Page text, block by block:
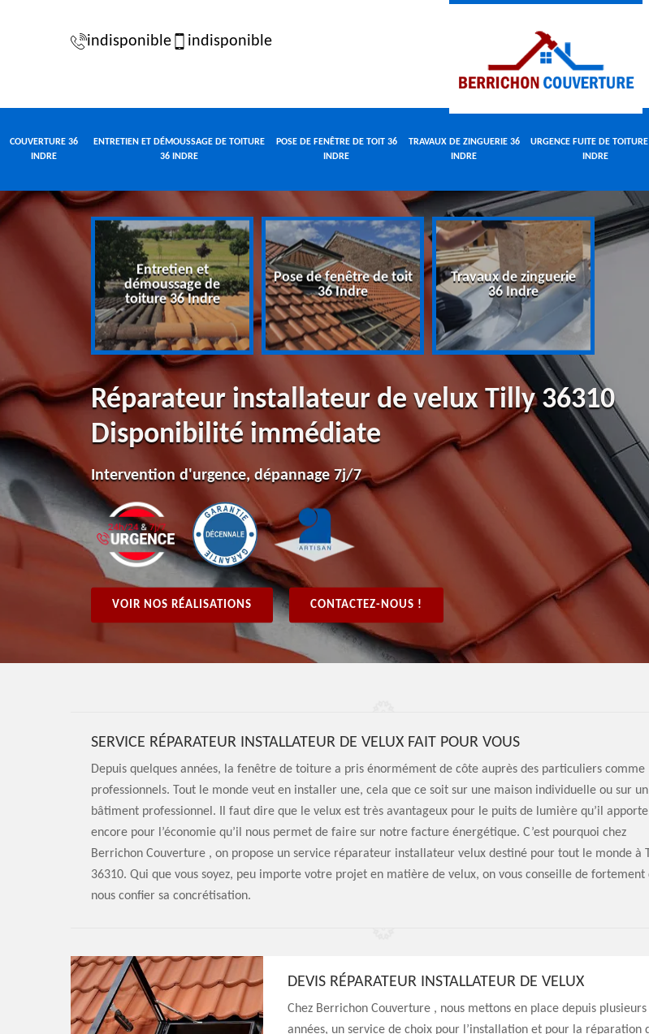
indisponible indisponible
COUVERTURE 36
INDRE
ENTRETIEN ET DÉMOUSSAGE DE TOITURE
36 INDRE
POSE DE FENÊTRE DE TOIT 36
INDRE
TRAVAUX DE ZINGUERIE 36
INDRE
URGENCE FUITE DE
INDRE
Entretien et
démoussage de
toiture 36 Indre
Pose de fenêtre de toit
36 Indre
Travaux de zinguerie
36 Indre
Réparateur installateur de velux Tilly 36310
Disponibilité immédiate
Intervention d'urgence, dépannage 7j/7
VOIR NOS RÉALISATIONS CONTACTEZ-NOUS !
SERVICE RÉPARATEUR INSTALLATEUR DE VELUX FAIT POUR VOUS
Depuis quelques années, la fenêtre de toiture a pris énormément de côte auprès des particuliers comme
professionnels. Tout le monde veut en installer une, cela que ce soit sur une maison individuelle ou sur un
bâtiment professionnel. Il faut dire que le velux est très avantageux pour le puits de lumière qu’il
encore pour l’économie qu’il nous permet de faire sur notre facture énergétique. C’est pourquoi chez
Berrichon Couverture , on propose un service réparateur installateur velux destiné pour tout le monde à
36310. Qui que vous soyez, peu importe votre projet en matière de velux, on vous conseille de fortement
nous confier sa concrétisation.
DEVIS RÉPARATEUR INSTALLATEUR DE VELUX
Chez Berrichon Couverture , nous mettons en place depuis plusieurs
années, un service de choix pour l’installation et pour la réparation